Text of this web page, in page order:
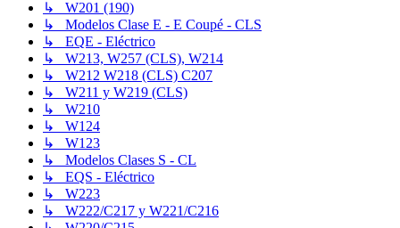
↳ W201 (190)
↳ Modelos Clase E - E Coupé - CLS
↳ EQE - Eléctrico
↳ W213, W257 (CLS), W214
↳ W212 W218 (CLS) C207
↳ W211 y W219 (CLS)
↳ W210
↳ W124
↳ W123
↳ Modelos Clases S - CL
↳ EQS - Eléctrico
↳ W223
↳ W222/C217 y W221/C216